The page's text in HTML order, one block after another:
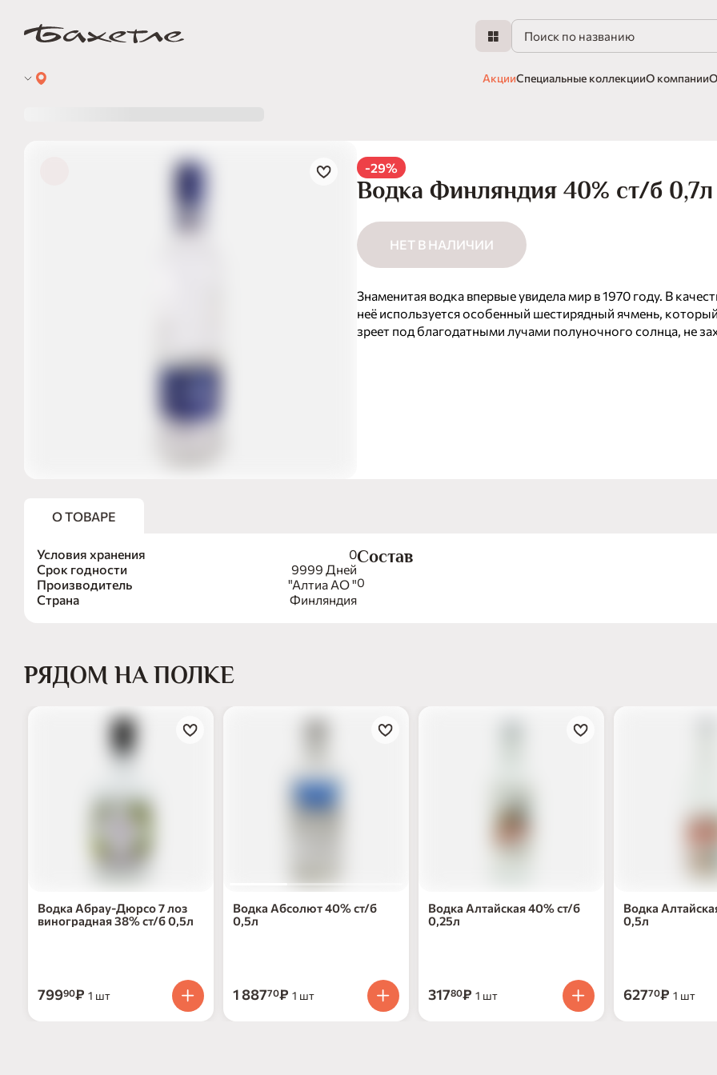
АкцииСпециальные коллекцииО компании
-29%
Водка Финляндия 40% ст/б 0,7л
НЕТ В НАЛИЧИИ
Знаменитая водка впервые увидела мир в 1970 году. В
неё используется особенный шестирядный ячмень,
зреет под благодатными лучами полуночного солнца, не
О ТОВАРЕ
Условия хранения
0
Срок годности
9999 Дней
Производитель
"Алтиа АО "
Страна
Финляндия
Состав
0
РЯДОМ НА ПОЛКЕ
Водка Абрау-Дюрсо 7 лоз
виноградная 38% ст/б 0,5л
79990₽ 1 шт
Водка Абсолют 40% ст/б
0,5л
1 88770₽ 1 шт
Водка Алтайская 40% ст/б
0,25л
31780₽ 1 шт
Водка
0,5л
62770₽ 1 шт